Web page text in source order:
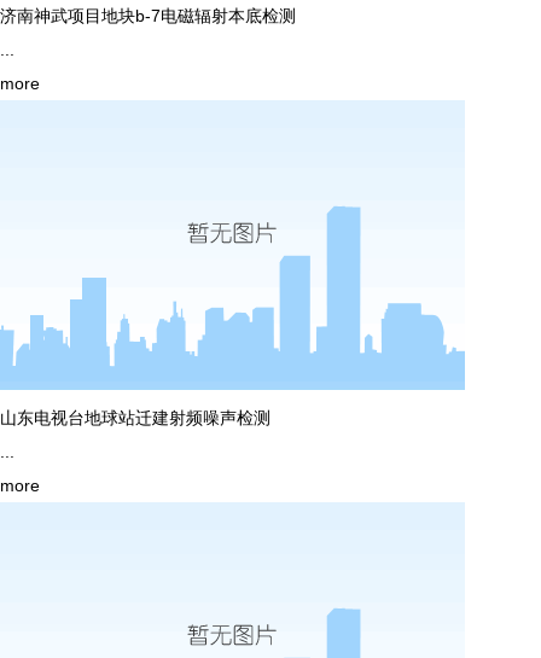
济南神武项目地块b-7电磁辐射本底检测
more
山东电视台地球站迁建射频噪声检测
more